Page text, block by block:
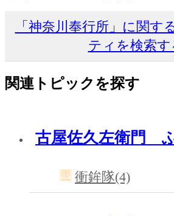
「神奈川奉行所」に関す
ティを検索す
関連トピックを探す
古屋佐久左衛門
衝鉾隊(4)